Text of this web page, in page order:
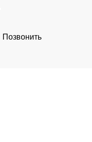
Позвонить